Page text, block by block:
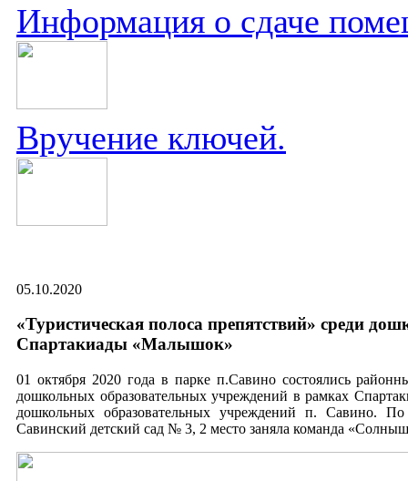
Информация о сдаче
Вручение ключей.
05.10.2020
«Туристическая полоса препятствий» среди
Спартакиады «Малышок»
01 октября 2020 года в парке п.Савино состоялись
дошкольных образовательных учреждений в рамках
дошкольных образовательных учреждений п. Савино.
Савинский детский сад № 3, 2 место заняла команда